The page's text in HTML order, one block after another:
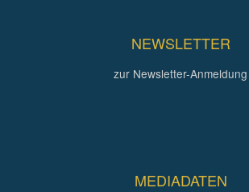
NEWSLETTER
zur Newsletter-Anmeldung
MEDIADATEN